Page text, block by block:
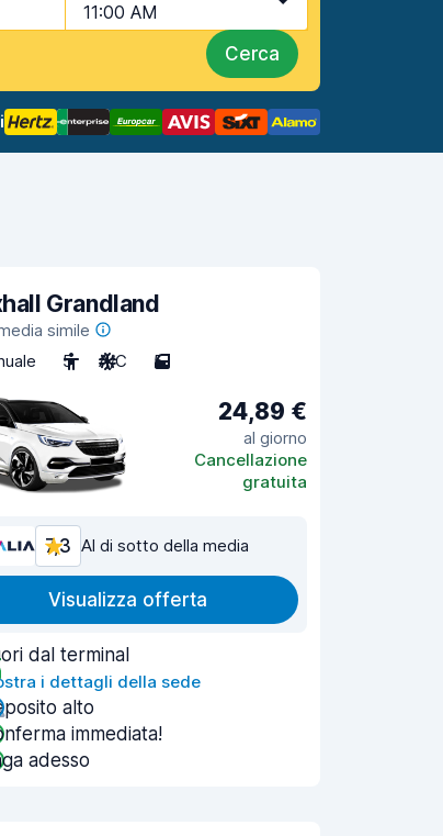
11:00 AM
Cerca
Grandland
simile
5 A/C 5
24,89 €
al giorno
Cancellazione
gratuita
7,3 Al di sotto della media
Visualizza offerta
dal terminal
i dettagli della sede
alto
immediata!
adesso